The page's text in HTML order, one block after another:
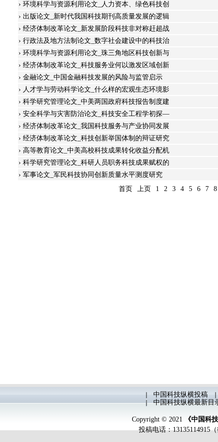
› 环境科学与资源利用论文_人力资本、绿色科技创
› 出版论文_新时代我国科技期刊高质量发展的逻辑
› 经济体制改革论文_新发展阶段科技非对称赶超战
› 行政法及地方法制论文_数字社会建设中的科技治
› 环境科学与资源利用论文_珠三角地区科技创新与
› 经济体制改革论文_科技服务业何以激发区域创新
› 金融论文_中国金融科技发展的风险与监管启示
› 人才学与劳动科学论文_什么样的宏观生态环境影
› 科学研究管理论文_中美两国政府科技报告制度建
› 安全科学与灾害防治论文_科技安全工程学初探—
› 经济体制改革论文_我国科技服务与产业协同发展
› 经济体制改革论文_科技创新举国体制的辩证研究
› 高等教育论文_中美高校科技成果转化收益分配机
› 科学研究管理论文_科研人员职务科技成果赋权的
› 军事论文_军民科技协同创新质量水平测度研究
首页
上页 1 2 3 4 5 6 7 8
中国科技纵横投稿
中国科技纵横最新目
Copyright © 2021
《中国科
投稿电话：13135114915